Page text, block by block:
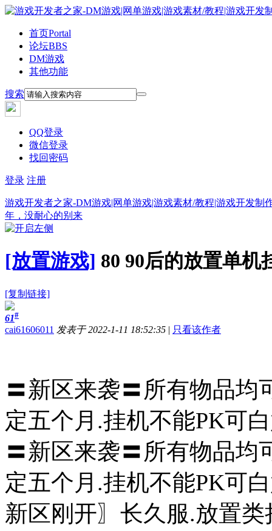
首页Portal
论坛BBS
DM游戏
其他功能
搜索
QQ登录
微信登录
找回密码
登录 注册
游戏开发者之家-DM游戏|网单游戏|游戏素材/教程|游戏开发制
年，没耐心的别来
[放置游戏] 80 90后的放置单
[复制链接]
61#
cai61606011 发表于 2022-1-11 18:52:35 | 只看该作者
〓新区来袭〓所有物品均
定五个月.挂机不能PK可
〓新区来袭〓所有物品均
定五个月.挂机不能PK可
新区刚开〗长久服.放置